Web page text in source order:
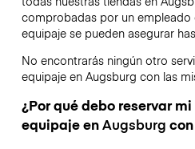
comprobadas por un empleado
equipaje se pueden asegurar
No encontrarás ningún otro
equipaje en Augsburg con las
¿Por qué debo reservar
equipaje enAugsburg